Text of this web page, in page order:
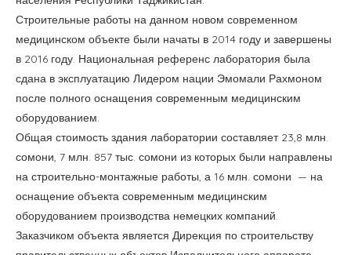
медицинском объекте были начаты в 2014 году и завершены
в 2016 году. Национальная референс лаборатория была
сдана в эксплуатацию Лидером нации Эмомали Рахмоном
после полного оснащения современным медицинским
оборудованием.
Общая стоимость здания лаборатории составляет 23,8 млн.
сомони, 7 млн. 857 тыс. сомони из которых были направлены
на строительно-монтажные работы, а 16 млн. сомони — на
оснащение объекта современным медицинским
оборудованием производства немецких компаний.
Заказчиком объекта является Дирекция по строительству
правительственных объектов Исполнительного аппарата
Президента Республики Таджикистан, а его проектировщиком